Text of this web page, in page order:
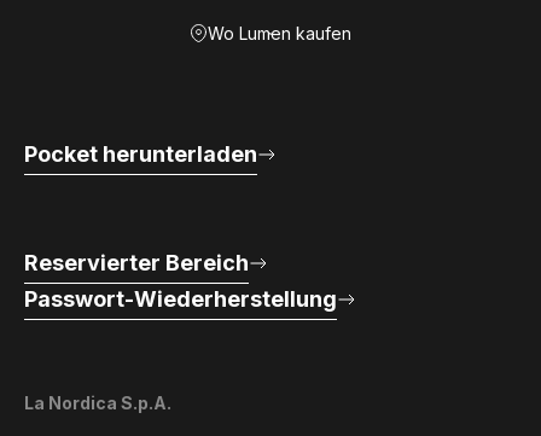
Wo Lumen kaufen
La Nordica S.p.A.
Pocket herunterladen
Reservierter Bereich
Passwort-Wiederherstellung